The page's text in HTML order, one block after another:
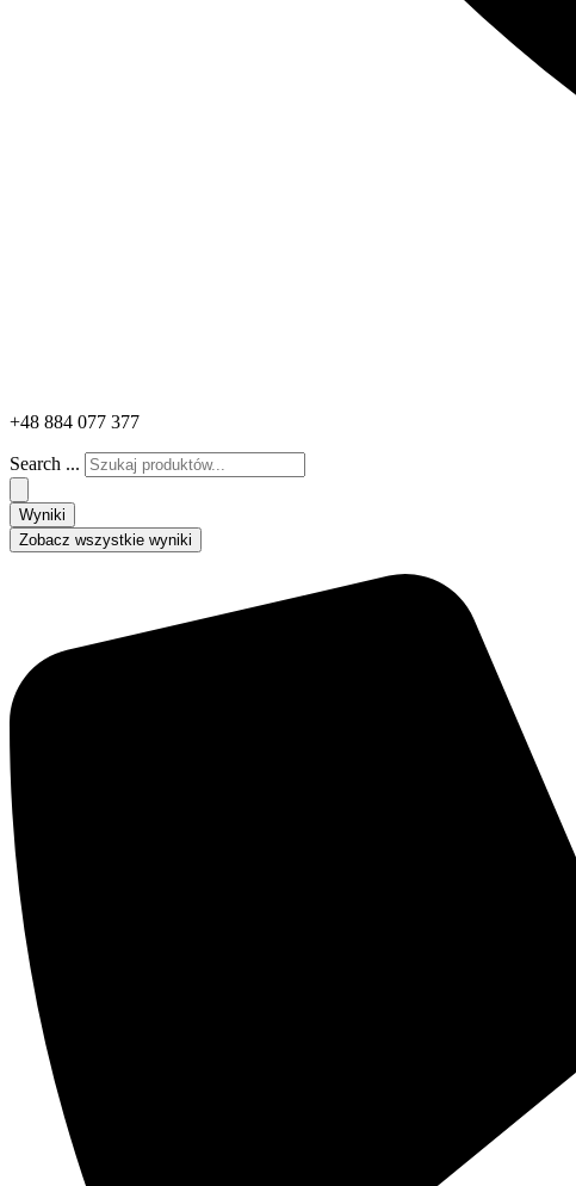
+48 884 077 377
Search ...
Wyniki
Zobacz wszystkie wyniki